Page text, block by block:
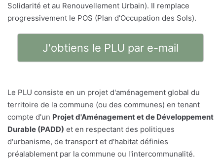
Solidarité et au Renouvellement Urbain). Il remplace
progressivement le POS (Plan d'Occupation des Sols).
J'obtiens le PLU par e-mail
Le PLU consiste en un projet d'aménagement global du
territoire de la commune (ou des communes) en tenant
compte d'un Projet d'Aménagement et de Développement
Durable (PADD) et en respectant des politiques
d'urbanisme, de transport et d'habitat définies
préalablement par la commune ou l'intercommunalité.